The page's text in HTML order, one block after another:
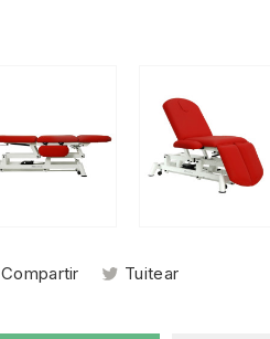
Compartir Tuitear